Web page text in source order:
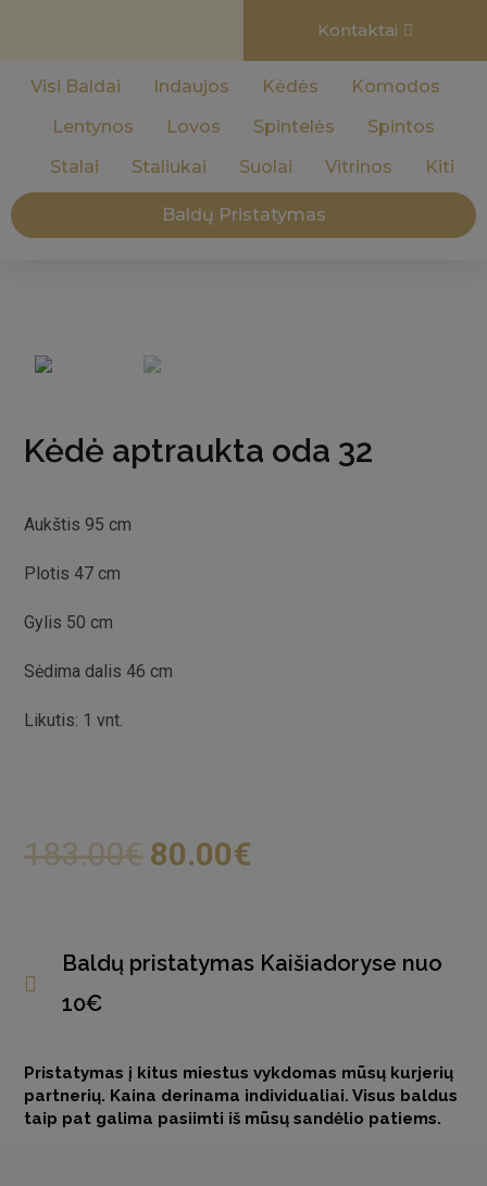
Kontaktai
Visi Baldai Indaujos Kėdės
Komodos
Lentynos
Lovos Spintelės
Spintos
Stalai
Staliukai Suolai Vitrinos Kiti
Baldų Pristatymas
Kėdė aptraukta oda 32
Aukštis 95 cm
Plotis 47 cm
Gylis 50 cm
Sėdima dalis 46 cm
Likutis: 1 vnt.
183.00€ 80.00€
Baldų pristatymas Kaišiadoryse nuo
10€
Pristatymas į kitus miestus vykdomas mūsų kurjerių
partnerių. Kaina derinama individualiai. Visus baldus
taip pat galima pasiimti iš mūsų sandėlio patiems.